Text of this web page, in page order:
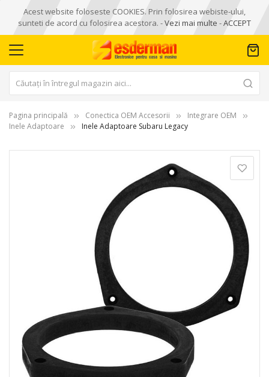
Acest website foloseste COOKIES. Prin folosirea webiste-ului,
sunteti de acord cu folosirea acestora. -Vezi mai multe -ACCEPT
Pagina principală Conectica OEM Accesorii
Integrare OEM
Inele Adaptoare
Inele Adaptoare Subaru Legacy